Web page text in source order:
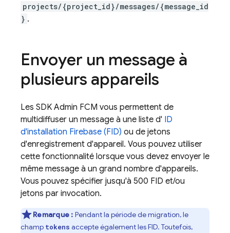
projects/{project_id}/messages/{message_id
} .
Envoyer un message à
plusieurs appareils
Les SDK Admin FCM vous permettent de
multidiffuser un message à une liste d' ID
d'installation Firebase (FID) ou de jetons
d'enregistrement d'appareil. Vous pouvez utiliser
cette fonctionnalité lorsque vous devez envoyer le
même message à un grand nombre d'appareils.
Vous pouvez spécifier jusqu'à 500 FID et/ou
jetons par invocation.
Remarque : Pendant la période de migration, le
champ tokens accepte également les FID. Toutefois,